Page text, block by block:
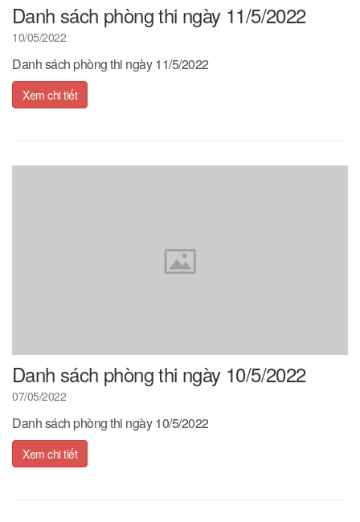
Danh sách phòng thi ngày 11/5/2022
10/05/2022
Danh sách phòng thi ngày 11/5/2022
Xem chi tiết
Danh sách phòng thi ngày 10/5/2022
07/05/2022
Danh sách phòng thi ngày 10/5/2022
Xem chi tiết